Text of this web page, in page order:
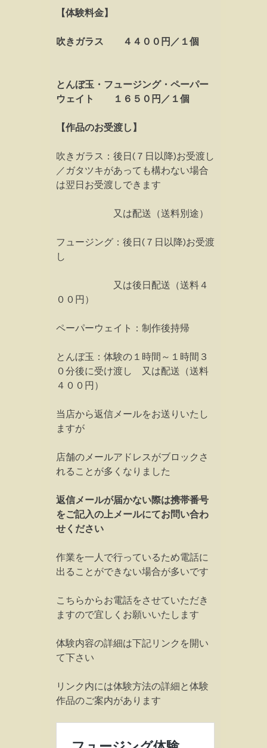
【体験料金】
吹きガラス ４４００円／１個
とんぼ玉・フュージング・ペーパー
ウェイト １６５０円／１個
【作品のお受渡し】
吹きガラス：後日(７日以降)お受渡し
／ガタツキがあっても構わない場合
は翌日お受渡しできます
又は配送（送料別途）
フュージング：後日(７日以降)お受渡
し
又は後日配送（送料４
００円）
ペーパーウェイト：制作後持帰
とんぼ玉：体験の１時間～１時間３
０分後に受け渡し 又は配送（送料
４００円）
当店から返信メールをお送りいたし
ますが
店舗のメールアドレスがブロックさ
れることが多くなりました
返信メールが届かない際は携帯番号
をご記入の上メールにてお問い合わ
せください
作業を一人で行っているため電話に
出ることができない場合が多いです
こちらからお電話をさせていただき
ますので宜しくお願いいたします
体験内容の詳細は下記リンクを開い
て下さい
リンク内には体験方法の詳細と体験
作品のご案内があります